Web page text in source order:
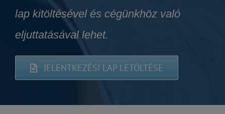
lap kitöltésével és cégünkhöz való
eljuttatásával lehet.
JELENTKEZÉSI LAP LETÖLTÉSE